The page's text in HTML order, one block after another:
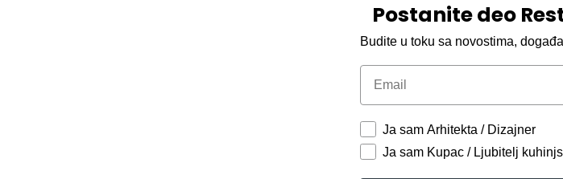
Postanite deo
Budite u toku sa novostima,
Email
Ja sam Arhitekta / Dizajner
Ja sam Kupac / Ljubitelj